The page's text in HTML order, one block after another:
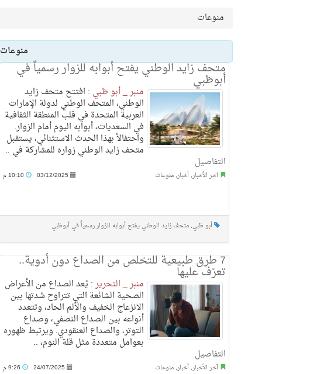
منوعات
منوعات
متحف زايد الوطني يفتح أبوابه للزوار رسمياً في
أبوظبي
منبر _ أبو ظبي : افتتح متحف زايد
الوطني، المتحف الوطني لدولة الإمارات
العربية المتحدة في قلب المنطقة الثقافية
في السعديات، أبوابه اليوم أمام الزوار.
واحتفالاً بهذا الحدث الاستثنائي، يستقبل
متحف زايد الوطني زواره للمشاركة في ..
التفاصيل
آخر الأخبار,أخبار,منوعات 03/12/2025 10:10 م
أبو ظبي,متحف زايد الوطني يفتح أبوابه للزوار رسمياً في أبوظبي
7 طرق طبيعية للتخلص من الصداع دون أدوية..
تعرّف عليها
منبر _ التحرير : يُعد الصداع من الأعراض
الصحية الشائعة التي تتراوح شدتها بين
الانزعاج الخفيف والألم الحاد، وتتعدد
أنواعه بين الصداع النصفي، وصداع
التوتر، والصداع العنقودي. ويرتبط ظهوره
بعوامل متعددة مثل قلة النوم، ..
التفاصيل
آخر الأخبار,أخبار,منوعات 24/07/2025